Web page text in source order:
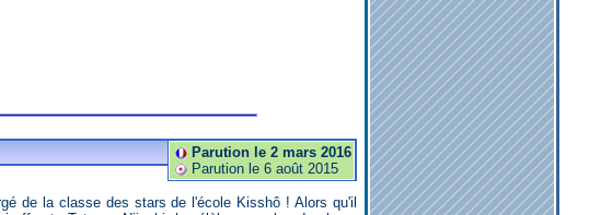
Parution le 2 mars 2016
Parution le 6 août 2015